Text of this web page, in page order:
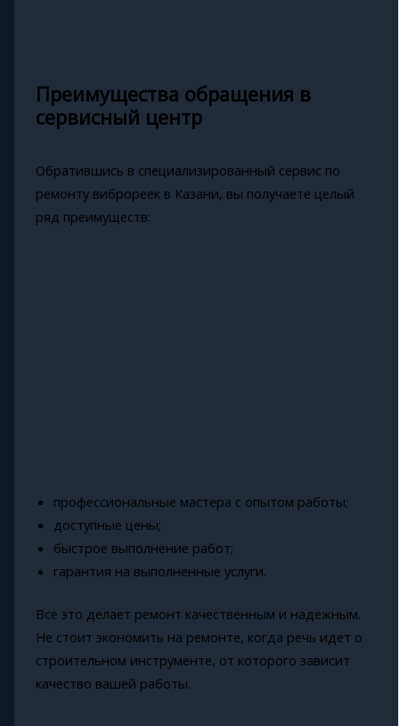
Преимущества обращения в
сервисный центр
Обратившись в специализированный сервис по
ремонту виброреек в Казани, вы получаете целый
ряд преимуществ:
профессиональные мастера с опытом работы;
доступные цены;
быстрое выполнение работ;
гарантия на выполненные услуги.
Все это делает ремонт качественным и надежным.
Не стоит экономить на ремонте, когда речь идет о
строительном инструменте, от которого зависит
качество вашей работы.